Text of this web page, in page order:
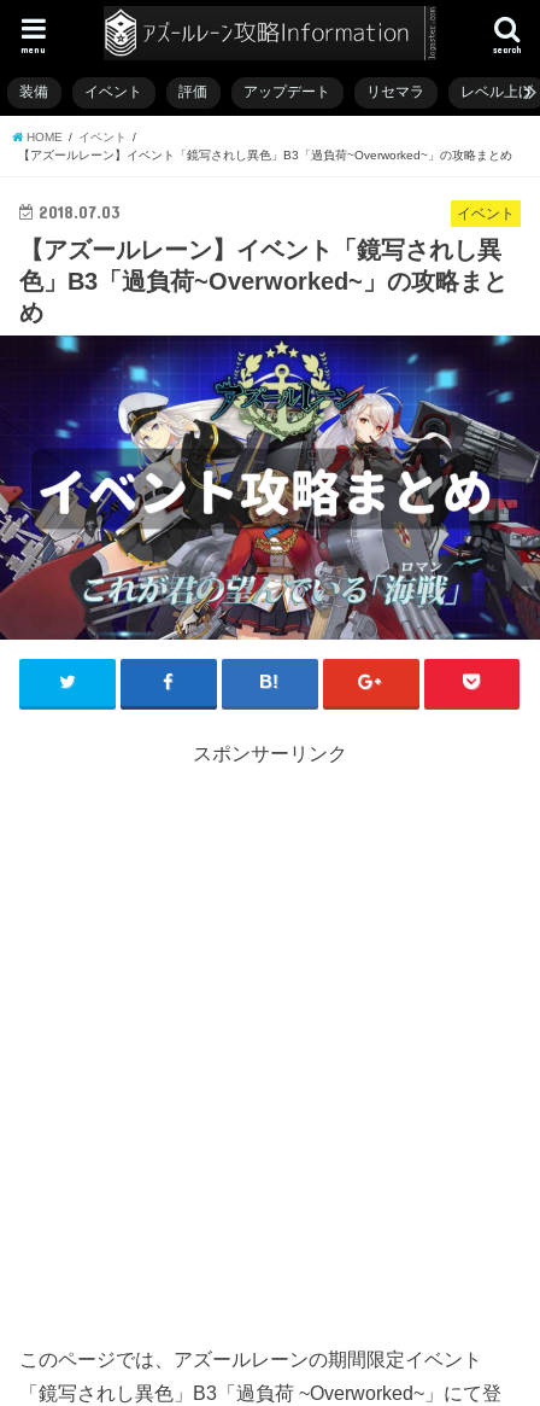
search
menu
装備 イベント 評価 アップデート リセマラ レベル上げ
HOME
イベント
【アズールレーン】イベント「鏡写されし異色」B3「過負荷~Overworked~」の攻略まとめ
イベント
2018.07.03
【アズールレーン】イベント「鏡写されし異
色」B3「過負荷~Overworked~」の攻略まと
め
スポンサーリンク
このページでは、アズールレーンの期間限定イベント
「鏡写されし異色」B3「過負荷 ~Overworked~」にて登